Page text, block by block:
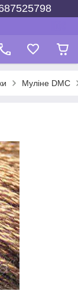
Муліне DMC